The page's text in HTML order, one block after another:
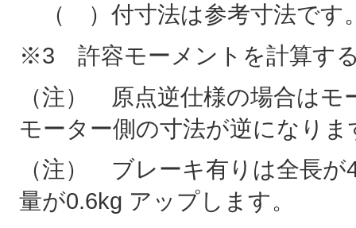
（ ）付寸法は参考寸法です
※3 許容モーメントを計算す
（注） 原点逆仕様の場合はモ
モーター側の寸法が逆になりま
（注） ブレーキ有りは全長が
量が0.6kg アップします。